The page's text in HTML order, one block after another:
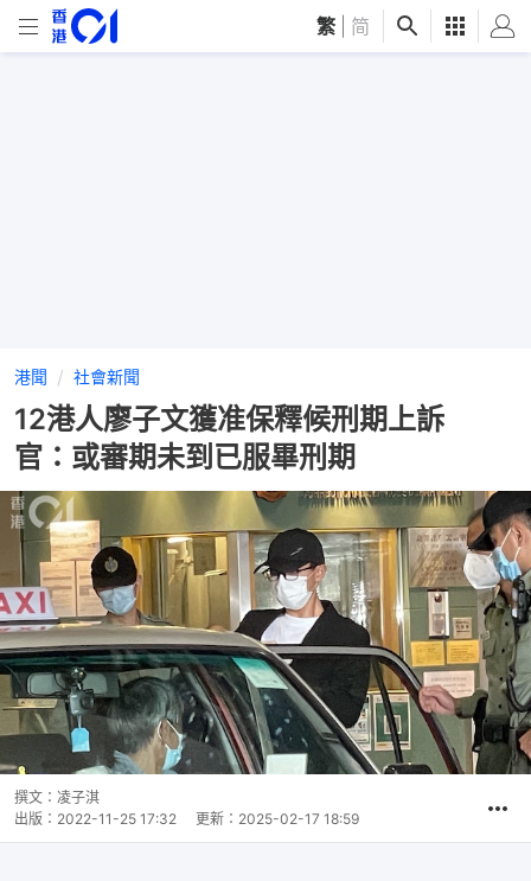
繁 简
港聞 社會新聞
12港人廖子文獲准保釋候刑期上訴
官：或審期未到已服畢刑期
撰文： 凌子淇
出版： 2022-11-25 17:32 更新： 2025-02-17 18:59